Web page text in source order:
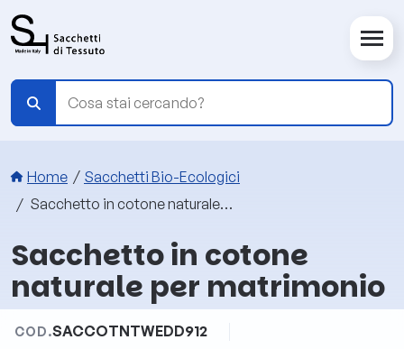
Briciole di pane
Home
Sacchetti Bio-Ecologici
Sacchetto in cotone naturale per matrimonio
Sacchetto in cotone
naturale per matrimonio
COD.SACCOTNTWEDD912